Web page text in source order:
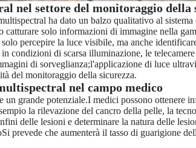
nel settore del monitoraggio della
ha dato un balzo qualitativo al
catturare solo informazioni di immagine nella
percepire la luce visibile, ma anche
condizioni di scarsa illuminazione, le
di sorveglianza;l'applicazione di luce
del monitoraggio della sicurezza.
nel campo medico
grande potenziale.I medici possono ottenere
la rilevazione del cancro della pelle, la
delle lesioni e determinare la natura delle
prevede che aumenterà il tasso di guarigione